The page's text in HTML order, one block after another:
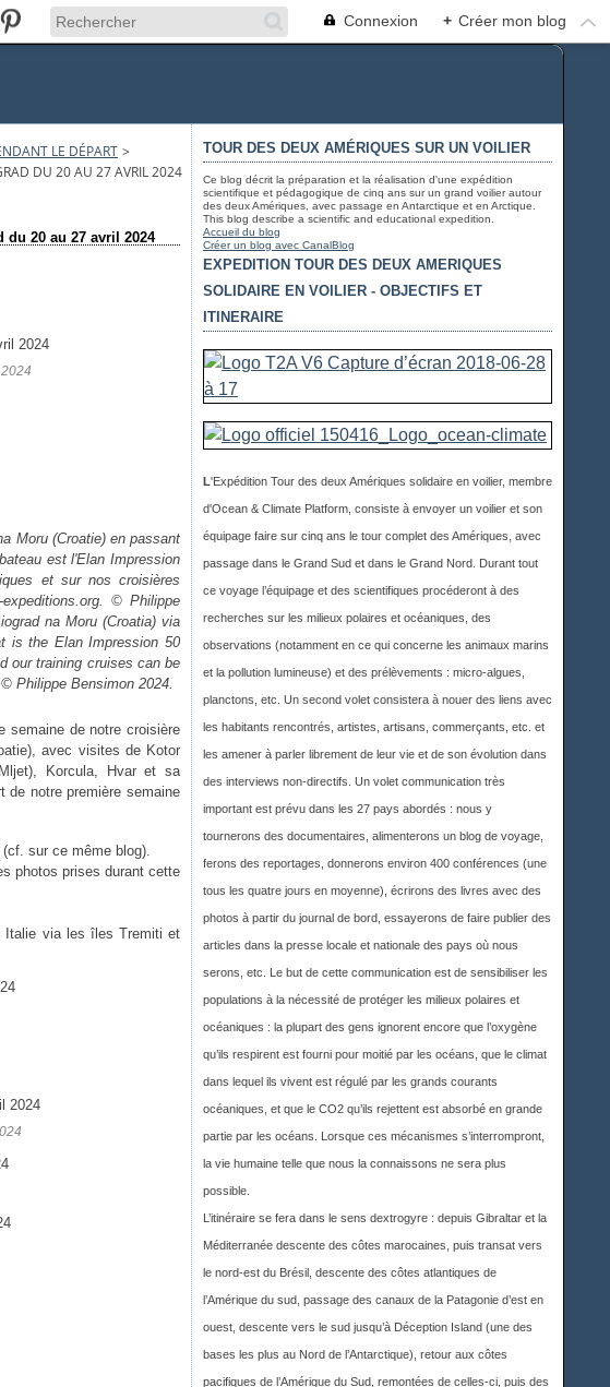
Connexion + Créer mon blog
LE DÉPART >
DU 20 AU 27 AVRIL 2024
20 au 27 avril 2024
Moru (Croatie) en passant
est l'Elan Impression
et sur nos croisières
© Philippe
na Moru (Croatia) via
is the Elan Impression 50
our training cruises can be
Philippe Bensimon 2024.
semaine de notre croisière
avec visites de Kotor
Korcula, Hvar et sa
de notre première semaine
(cf. sur ce même blog).
photos prises durant cette
Italie via les îles Tremiti et
TOUR DES DEUX AMÉRIQUES SUR UN VOILIER
Ce blog décrit la préparation et la réalisation d'une expédition
scientifique et pédagogique de cinq ans sur un grand voilier autour
des deux Amériques, avec passage en Antarctique et en Arctique.
This blog describe a scientific and educational expedition.
Accueil du blog
Créer un blog avec CanalBlog
EXPEDITION TOUR DES DEUX AMERIQUES
SOLIDAIRE EN VOILIER - OBJECTIFS ET
ITINERAIRE
L'Expédition Tour des deux Amériques solidaire en voilier, membre
d'Ocean & Climate Platform, consiste à envoyer un voilier et son
équipage faire sur cinq ans le tour complet des Amériques, avec
passage dans le Grand Sud et dans le Grand Nord. Durant tout
ce voyage l’équipage et des scientifiques procéderont à des
recherches sur les milieux polaires et océaniques, des
observations (notamment en ce qui concerne les animaux marins
et la pollution lumineuse) et des prélèvements : micro-algues,
planctons, etc. Un second volet consistera à nouer des liens avec
les habitants rencontrés, artistes, artisans, commerçants, etc. et
les amener à parler librement de leur vie et de son évolution dans
des interviews non-directifs. Un volet communication très
important est prévu dans les 27 pays abordés : nous y
tournerons des documentaires, alimenterons un blog de voyage,
ferons des reportages, donnerons environ 400 conférences (une
tous les quatre jours en moyenne), écrirons des livres avec des
photos à partir du journal de bord, essayerons de faire publier des
articles dans la presse locale et nationale des pays où nous
serons, etc. Le but de cette communication est de sensibiliser les
populations à la nécessité de protéger les milieux polaires et
océaniques : la plupart des gens ignorent encore que l’oxygène
qu’ils respirent est fourni pour moitié par les océans, que le climat
dans lequel ils vivent est régulé par les grands courants
océaniques, et que le CO2 qu’ils rejettent est absorbé en grande
partie par les océans. Lorsque ces mécanismes s’interrompront,
la vie humaine telle que nous la connaissons ne sera plus
possible.
L’itinéraire se fera dans le sens dextrogyre : depuis Gibraltar et la
Méditerranée descente des côtes marocaines, puis transat vers
le nord-est du Brésil, descente des côtes atlantiques de
l’Amérique du sud, passage des canaux de la Patagonie d’est en
ouest, descente vers le sud jusqu’à Déception Island (une des
bases les plus au Nord de l’Antarctique), retour aux côtes
pacifiques de l’Amérique du Sud, remontées de celles-ci, puis des